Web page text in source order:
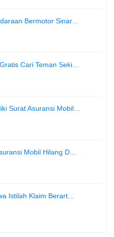
Bermotor Sinar…
Cari Teman Seki…
Surat Asuransi Mobil…
Mobil Hilang D…
Istilah Klaim Berart…